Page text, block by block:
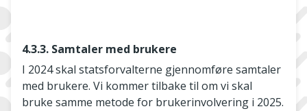
4.3.3. Samtaler med brukere
I 2024 skal statsforvalterne gjennomføre samtaler
med brukere. Vi kommer tilbake til om vi skal
bruke samme metode for brukerinvolvering i 2025.